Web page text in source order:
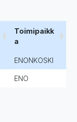
Toimipaikk
a
ENONKOSKI
ENO